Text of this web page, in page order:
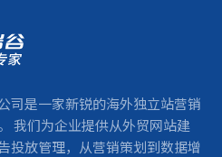
司是一家新锐的海外独立站营销
我们为企业提供从外贸网站建
投放管理，从营销策划到数据增